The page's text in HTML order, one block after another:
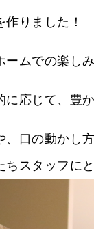
りました！
ームでの楽し
応じて、豊
、口の動かし
スタッフに